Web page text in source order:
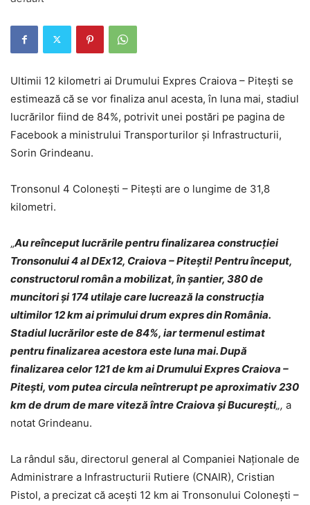
Ultimii 12 kilometri ai Drumului Expres Craiova – Piteşti se
estimează că se vor finaliza anul acesta, în luna mai, stadiul
lucrărilor fiind de 84%, potrivit unei postări pe pagina de
Facebook a ministrului Transporturilor şi Infrastructurii,
Sorin Grindeanu.
Tronsonul 4 Coloneşti – Piteşti are o lungime de 31,8
kilometri.
„Au reînceput lucrările pentru finalizarea construcţiei
Tronsonului 4 al DEx12, Craiova – Piteşti! Pentru început,
constructorul român a mobilizat, în şantier, 380 de
muncitori şi 174 utilaje care lucrează la construcţia
ultimilor 12 km ai primului drum expres din România.
Stadiul lucrărilor este de 84%, iar termenul estimat
pentru finalizarea acestora este luna mai. După
finalizarea celor 121 de km ai Drumului Expres Craiova –
Piteşti, vom putea circula neîntrerupt pe aproximativ 230
km de drum de mare viteză între Craiova şi Bucureşti„, a
notat Grindeanu.
La rândul său, directorul general al Companiei Naţionale de
Administrare a Infrastructurii Rutiere (CNAIR), Cristian
Pistol, a precizat că aceşti 12 km ai Tronsonului Coloneşti –